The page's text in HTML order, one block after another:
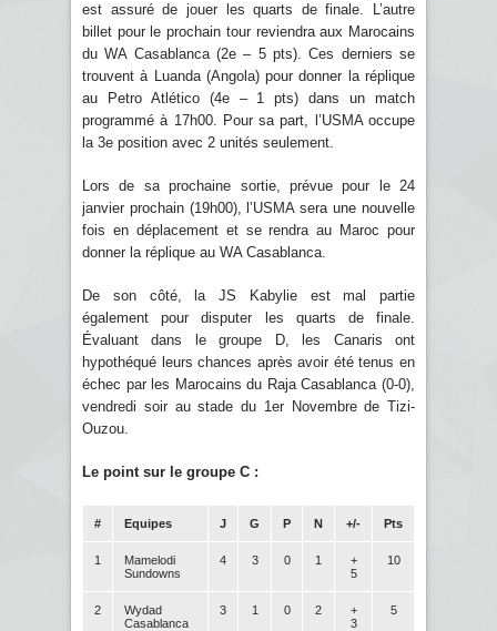
est assuré de jouer les quarts de finale. L’autre
billet pour le prochain tour reviendra aux Marocains
du WA Casablanca (2e – 5 pts). Ces derniers se
trouvent à Luanda (Angola) pour donner la réplique
au Petro Atlético (4e – 1 pts) dans un match
programmé à 17h00. Pour sa part, l’USMA occupe
la 3e position avec 2 unités seulement.
Lors de sa prochaine sortie, prévue pour le 24
janvier prochain (19h00), l’USMA sera une nouvelle
fois en déplacement et se rendra au Maroc pour
donner la réplique au WA Casablanca.
De son côté, la JS Kabylie est mal partie
également pour disputer les quarts de finale.
Évaluant dans le groupe D, les Canaris ont
hypothéqué leurs chances après avoir été tenus en
échec par les Marocains du Raja Casablanca (0-0),
vendredi soir au stade du 1er Novembre de Tizi-
Ouzou.
Le point sur le groupe C :
# Equipes J G P N +/- Pts
1
Mamelodi
Sundowns
4 3 0 1
+
5
10
2
Wydad
Casablanca
3 1 0 2
+
3
5